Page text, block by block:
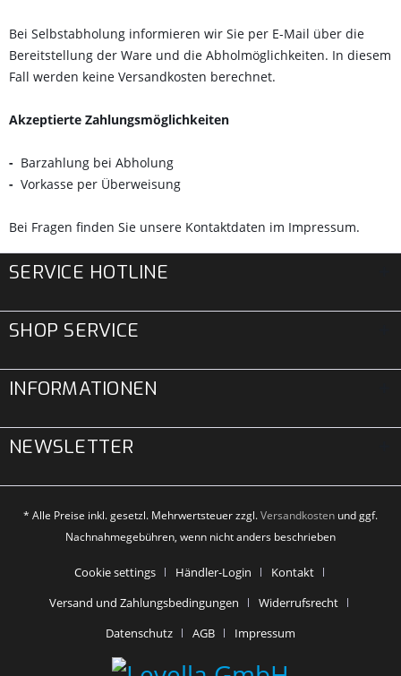
Bei Selbstabholung informieren wir Sie per E-Mail über die
Bereitstellung der Ware und die Abholmöglichkeiten. In diesem
Fall werden keine Versandkosten berechnet.
Akzeptierte Zahlungsmöglichkeiten
- Barzahlung bei Abholung
- Vorkasse per Überweisung
Bei Fragen finden Sie unsere Kontaktdaten im Impressum.
SERVICE HOTLINE
SHOP SERVICE
INFORMATIONEN
NEWSLETTER
* Alle Preise inkl. gesetzl. Mehrwertsteuer zzgl.Versandkosten und ggf.
Nachnahmegebühren, wenn nicht anders beschrieben
Cookie settings Händler-Login
Kontakt
Versand und Zahlungsbedingungen
Widerrufsrecht
Datenschutz
AGB Impressum